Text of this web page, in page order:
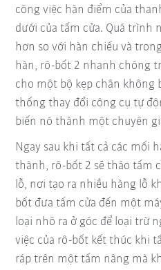
công việc hàn điểm của
dưới của tấm cửa. Quá trình
hơn so với hàn chiếu và
hàn, rô-bốt 2 nhanh chóng
cho một bộ kẹp chân không
thống thay đổi công cụ tự
biến nó thành một chuyên
Ngay sau khi tất cả các mối
thành, rô-bốt 2 sẽ tháo tấm
lỗ, nơi tạo ra nhiều hàng lỗ
bốt đưa tấm cửa đến một
loại nhô ra ở góc để loại trừ
việc của rô-bốt kết thúc khi
ráp trên một tấm nâng mà